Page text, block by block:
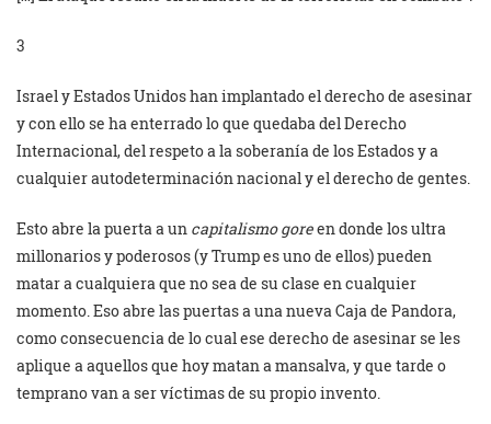
3
Israel y Estados Unidos han implantado el derecho de asesinar
y con ello se ha enterrado lo que quedaba del Derecho
Internacional, del respeto a la soberanía de los Estados y a
cualquier autodeterminación nacional y el derecho de gentes.
Esto abre la puerta a un capitalismo goreen donde los ultra
millonarios y poderosos (y Trump es uno de ellos) pueden
matar a cualquiera que no sea de su clase en cualquier
momento. Eso abre las puertas a una nueva Caja de Pandora,
como consecuencia de lo cual ese derecho de asesinar se les
aplique a aquellos que hoy matan a mansalva, y que tarde o
temprano van a ser víctimas de su propio invento.